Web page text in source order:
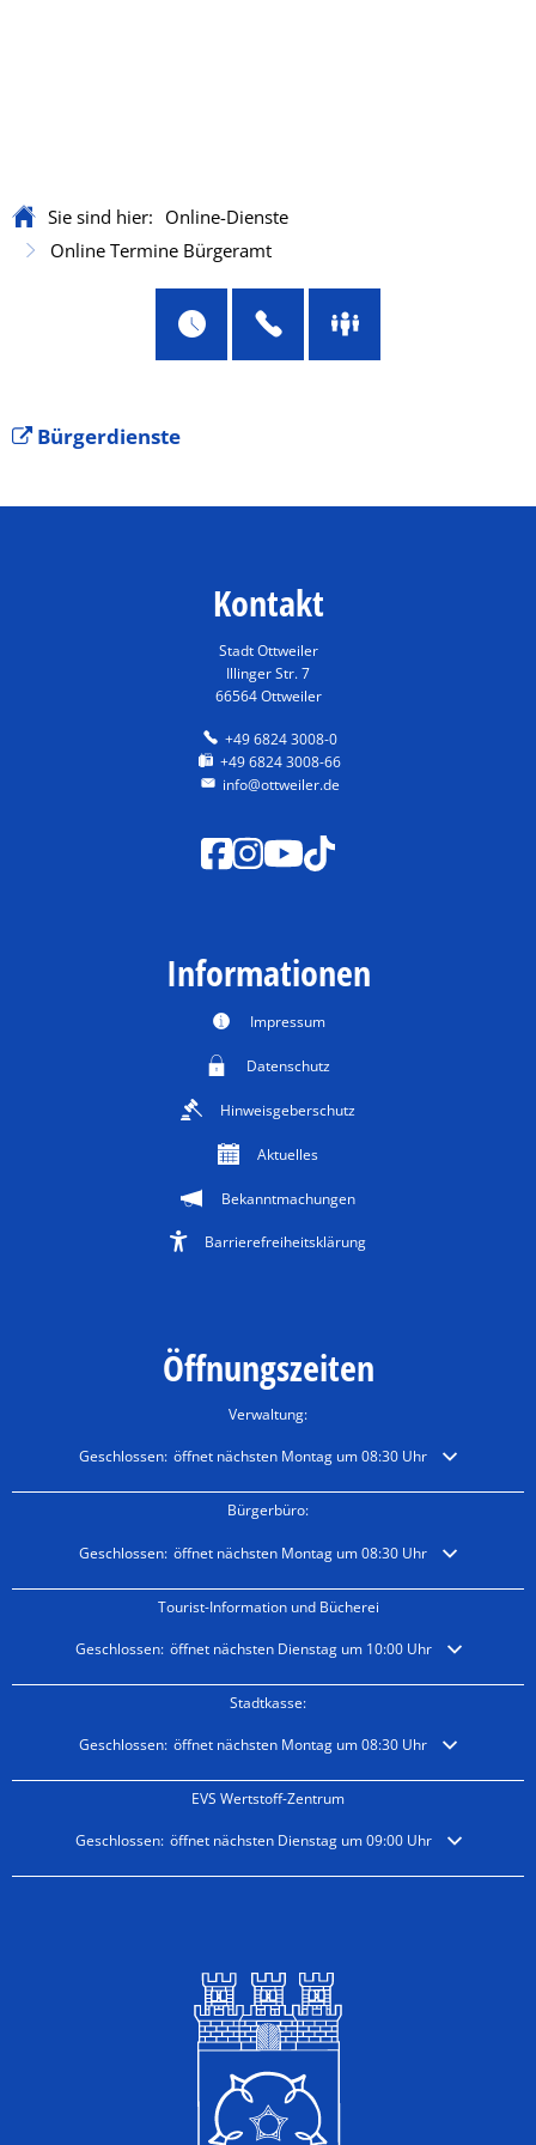
Sie sind hier: Online-Dienste
Online Termine Bürgeramt
Online
Termine
Bürgerdienste
Kontakt
Stadt Ottweiler
Illinger Str. 7
66564 Ottweiler
+49 6824 3008-0
+49 6824 3008-66
info@ottweiler.de
Informationen
Impressum
Datenschutz
Hinweisgeberschutz
Aktuelles
Bekanntmachungen
Barrierefreiheitsklärung
Öffnungszeiten
Verwaltung:
Klicken, um weitere Öffnungs- oder Schließzeiten auszublenden
Geschlossen: öffnet nächsten Montag um 08:30 Uhr
Bürgerbüro:
Klicken, um weitere Öffnungs- oder Schließzeiten auszublenden
Geschlossen: öffnet nächsten Montag um 08:30 Uhr
Tourist-Information und Bücherei
Klicken, um weitere Öffnungs- oder Schließzeiten auszublenden
Geschlossen: öffnet nächsten Dienstag um 10:00 Uhr
Stadtkasse:
Klicken, um weitere Öffnungs- oder Schließzeiten auszublenden
Geschlossen: öffnet nächsten Montag um 08:30 Uhr
EVS Wertstoff-Zentrum
Klicken, um weitere Öffnungs- oder Schließzeiten auszublenden
Geschlossen: öffnet nächsten Dienstag um 09:00 Uhr